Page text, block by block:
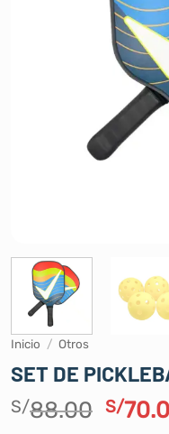
Inicio / Otros
SET DE
S/88.00 El
S/